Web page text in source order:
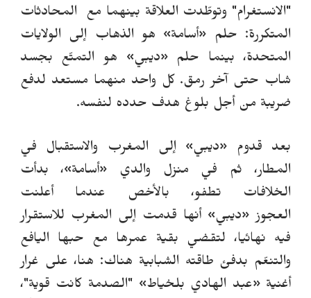
"الانستغرام" وتوطّدت العلاقة بينهما مع المحادثات
المتكررة: حلم «أسامة» هو الذهاب إلى الولايات
المتحدة، بينما حلم«ديبي» هو التمتّع بجسد
شاب حتى آخر رمق. كل واحد منهما مستعد لدفع
ضريبة من أجل بلوغ هدف حدده لنفسه.
بعد قدوم «ديبي» إلى المغرب والاستقبال في
المطار، ثم في منزل والدي «أسامة»، بدأت
الخلافات تطفو، بالأخص عندما أعلنت
العجوز «ديبي» أنها قدمت إلى المغرب للاستقرار
فيه نهائيا، لتقضي بقية عمرها مع حبها اليافع
والتنعّم بدفئ طاقته الشبابية هناك: هنا، على غرار
أغنية«عبد الهادي بلخياط» "الصدمة كانت قوية"،